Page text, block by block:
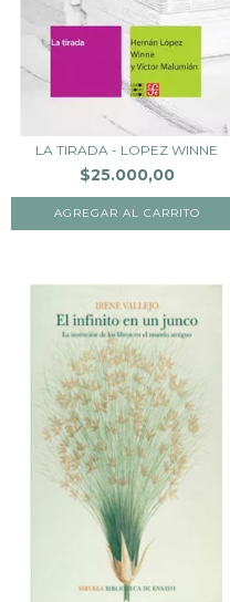
LA TIRADA - LOPEZ WINNE
$25.000,00